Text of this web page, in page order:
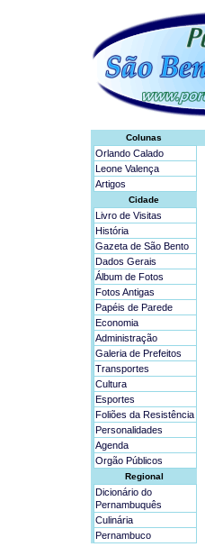
Colunas
Orlando Calado
Leone Valença
Artigos
Cidade
Livro de Visitas
História
Gazeta de São Bento
Dados Gerais
Álbum de Fotos
Fotos Antigas
Papéis de Parede
Economia
Administração
Galeria de Prefeitos
Transportes
Cultura
Esportes
Foliões da Resistência
Personalidades
Agenda
Orgão Públicos
Regional
Dicionário do
Pernambuquês
Culinária
Pernambuco